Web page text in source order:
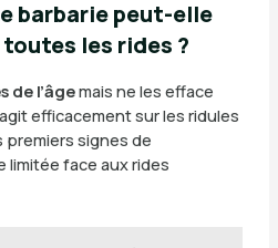
barbarie peut-elle
les rides ?
de l’âgemais ne les efface
efficacement sur les ridules
signes de
limitée face aux rides